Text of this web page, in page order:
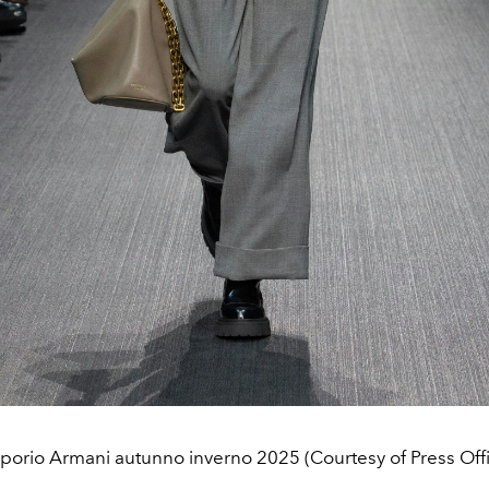
Armani autunno inverno 2025 (Courtesy of Press